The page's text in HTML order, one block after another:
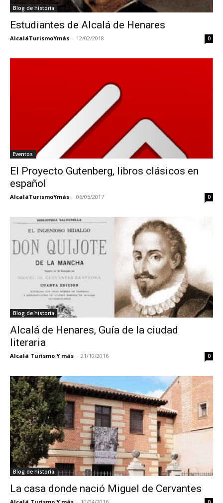
Blog de historia
Estudiantes de Alcalá de Henares
AlcaláTurismoYmás - 12/02/2018 0
Eventos
El Proyecto Gutenberg, libros clásicos en
español
AlcaláTurismoYmás - 06/05/2017 0
Blog de historia
Alcalá de Henares, Guía de la ciudad
literaria
Alcalá Turismo Y más - 21/10/2016 0
Blog de historia
La casa donde nació Miguel de Cervantes